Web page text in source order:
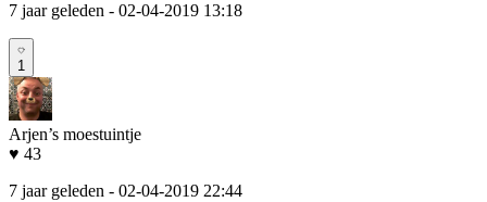
7 jaar geleden - 02-04-2019 13:18
1
Arjen’s moestuintje
♥ 43
7 jaar geleden - 02-04-2019 22:44